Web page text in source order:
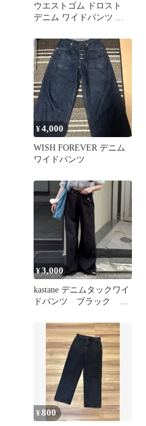
ウエストゴム ドロスト
デニム ワイドパンツ ラ
¥4,000
WISH FOREVER デニム
ワイドパンツ
¥3,000
kastane デニムタックワイ
ドパンツ ブラック サ
¥800